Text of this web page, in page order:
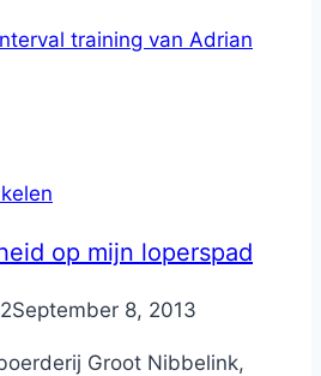
training van Adrian
op mijn loperspad
September 8, 2013
Groot Nibbelink,